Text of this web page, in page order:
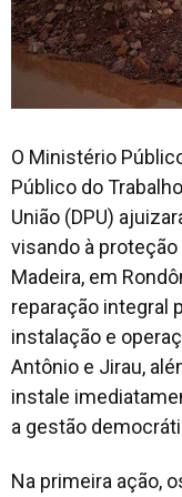
O Ministério
Público do
União (DPU)
visando à
Madeira, em
reparação integral
instalação e
Antônio e Jirau,
instale
a gestão
Na primeira ação,